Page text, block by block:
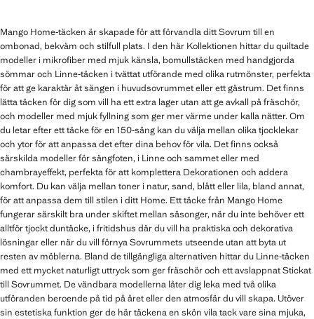
Mango Home‑täcken är skapade för att förvandla ditt Sovrum till en
ombonad, bekväm och stilfull plats. I den här Kollektionen hittar du quiltade
modeller i mikrofiber med mjuk känsla, bomullstäcken med handgjorda
sömmar och Linne‑täcken i tvättat utförande med olika rutmönster, perfekta
för att ge karaktär åt sängen i huvudsovrummet eller ett gästrum. Det finns
lätta täcken för dig som vill ha ett extra lager utan att ge avkall på fräschör,
och modeller med mjuk fyllning som ger mer värme under kalla nätter. Om
du letar efter ett täcke för en 150‑säng kan du välja mellan olika tjocklekar
och ytor för att anpassa det efter dina behov för vila. Det finns också
särskilda modeller för sängfoten, i Linne och sammet eller med
chambrayeffekt, perfekta för att komplettera Dekorationen och addera
komfort. Du kan välja mellan toner i natur, sand, blått eller lila, bland annat,
för att anpassa dem till stilen i ditt Home. Ett täcke från Mango Home
fungerar särskilt bra under skiftet mellan säsonger, när du inte behöver ett
alltför tjockt duntäcke, i fritidshus där du vill ha praktiska och dekorativa
lösningar eller när du vill förnya Sovrummets utseende utan att byta ut
resten av möblerna. Bland de tillgängliga alternativen hittar du Linne‑täcken
med ett mycket naturligt uttryck som ger fräschör och ett avslappnat Stickat
till Sovrummet. De vändbara modellerna låter dig leka med två olika
utföranden beroende på tid på året eller den atmosfär du vill skapa. Utöver
sin estetiska funktion ger de här täckena en skön vila tack vare sina mjuka,